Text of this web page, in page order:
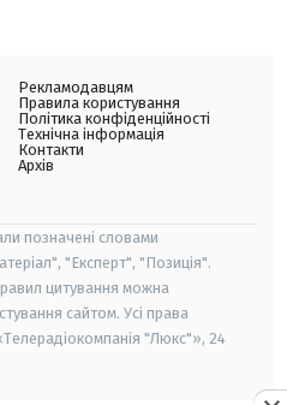
Рекламодавцям
Правила користування
Політика конфіденційності
Технічна інформація
Контакти
Архів
позначені словами
"Експерт", "Позиція".
цитування можна
сайтом. Усі права
"Люкс"», 24